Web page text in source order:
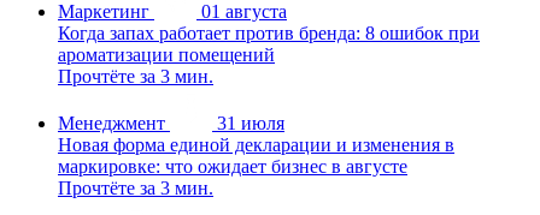
Маркетинг
01 августа
Когда запах работает против бренда: 8 ошибок при
ароматизации помещений
Прочтёте за 3 мин.
Менеджмент
31 июля
Новая форма единой декларации и изменения в
маркировке: что ожидает бизнес в августе
Прочтёте за 3 мин.